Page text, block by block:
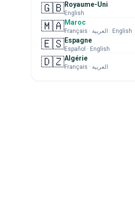
🇬🇧Royaume-Uni
English
🇲🇦Maroc
Français · العربية · English
🇪🇸Espagne
Español · English
🇩🇿Algérie
Français · العربية